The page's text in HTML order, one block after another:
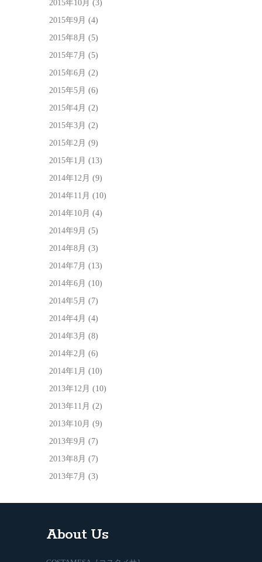
2015年10月 (3)
2015年9月 (4)
2015年8月 (5)
2015年7月 (5)
2015年6月 (2)
2015年5月 (6)
2015年4月 (2)
2015年3月 (2)
2015年2月 (9)
2015年1月 (13)
2014年12月 (9)
2014年11月 (10)
2014年10月 (4)
2014年9月 (5)
2014年8月 (3)
2014年7月 (13)
2014年6月 (10)
2014年5月 (7)
2014年4月 (4)
2014年3月 (8)
2014年2月 (6)
2014年1月 (10)
2013年12月 (10)
2013年11月 (2)
2013年10月 (9)
2013年9月 (7)
2013年8月 (7)
2013年7月 (3)
About Us